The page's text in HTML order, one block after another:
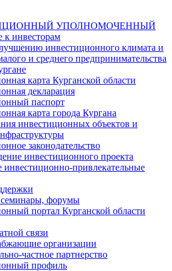
УПОЛНОМОЧЕННЫЙ
инвесторам
инвестиционного климата и
и среднего предпринимательства
карта Курганской области
декларация
паспорт
карта города Кургана
инвестиционных объектов и
законодательство
инвестиционного проекта
привлекательные
форумы
портал Курганской области
связи
организации
частное партнерство
профиль